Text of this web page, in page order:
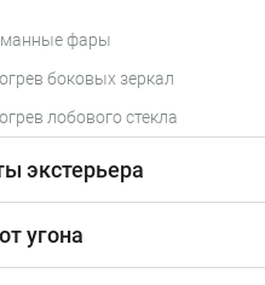
фары
боковых зеркал
лобового стекла
экстерьера
угона